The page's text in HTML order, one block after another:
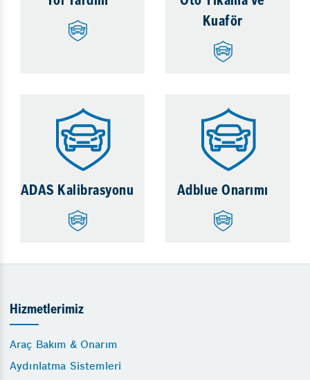
Kuaför
ADAS Kalibrasyonu Adblue Onarımı
Hizmetlerimiz
Araç Bakım & Onarım
Aydınlatma Sistemleri